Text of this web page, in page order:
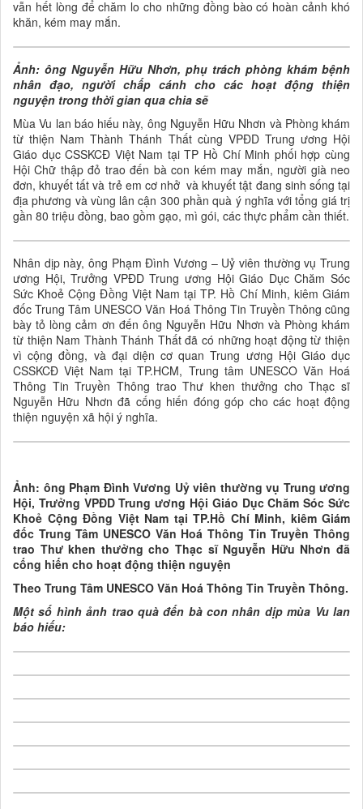
vẫn hết lòng để chăm lo cho những đồng bào có hoàn cảnh khó
khăn, kém may mắn.
Ảnh: ông Nguyễn Hữu Nhơn, phụ trách phòng khám bệnh
nhân đạo, người chấp cánh cho các hoạt động thiện
nguyện trong thời gian qua chia sẽ
Mùa Vu lan báo hiếu này, ông Nguyễn Hữu Nhơn và Phòng khám
từ thiện Nam Thành Thánh Thất cùng VPĐD Trung ương Hội
Giáo dục CSSKCĐ Việt Nam tại TP Hồ Chí Minh phối hợp cùng
Hội Chữ thập đỏ trao đến bà con kém may mắn, người già neo
đơn, khuyết tất và trẻ em cơ nhở và khuyết tật đang sinh sống tại
địa phương và vùng lân cận 300 phần quà ý nghĩa với tổng giá trị
gần 80 triệu đồng, bao gồm gạo, mì gói, các thực phẩm cần thiết.
Nhân dịp này, ông Phạm Đình Vương – Uỷ viên thường vụ Trung
ương Hội, Trưởng VPĐD Trung ương Hội Giáo Dục Chăm Sóc
Sức Khoẻ Cộng Đồng Việt Nam tại TP. Hồ Chí Minh, kiêm Giám
đốc Trung Tâm UNESCO Văn Hoá Thông Tin Truyền Thông cũng
bày tỏ lòng cảm ơn đến ông Nguyễn Hữu Nhơn và Phòng khám
từ thiện Nam Thành Thánh Thất đã có những hoạt động từ thiện
vì cộng đồng, và đại diện cơ quan Trung ương Hội Giáo dục
CSSKCĐ Việt Nam tại TP.HCM, Trung tâm UNESCO Văn Hoá
Thông Tin Truyền Thông trao Thư khen thưởng cho Thạc sĩ
Nguyễn Hữu Nhơn đã cống hiến đóng góp cho các hoạt động
thiện nguyện xã hội ý nghĩa.
Ảnh: ông Phạm Đình Vương Uỷ viên thường vụ Trung ương
Hội, Trưởng VPĐD Trung ương Hội Giáo Dục Chăm Sóc Sức
Khoẻ Cộng Đồng Việt Nam tại TP.Hồ Chí Minh, kiêm Giám
đốc Trung Tâm UNESCO Văn Hoá Thông Tin Truyền Thông
trao Thư khen thưởng cho Thạc sĩ Nguyễn Hữu Nhơn đã
cống hiến cho hoạt động thiện nguyện
Theo Trung Tâm UNESCO Văn Hoá Thông Tin Truyền Thông.
Một số hình ảnh trao quà đến bà con nhân dịp mùa Vu lan
báo hiếu: